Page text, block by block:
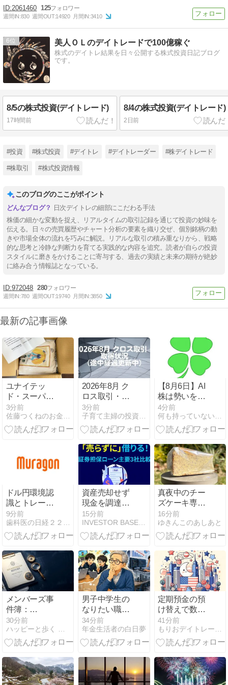
2061460 125
週間IN:830 週間OUT:14920 月間IN:3410
6 美人ＯＬのデイトレードで100億稼ぐ
株式のデイトレ結果を日々公開する株式投資日記ブログ
です。
8/5の株式投資(デイトレード)
17時間前
8/4の株式投資(デイトレード)
2日前
#投資 #株式投資 #デイトレ #デイトレーダー #株デイトレード
#株取引 #株式投資情報
このブログのここがポイント
日次デイトレの細部にこだわる手法
株価の細かな変動を捉え、リアルタイムの取引記録を通じて投資の妙味を
伝える。日々の売買履歴やチャート分析の要素を織り交ぜ、個別銘柄の動
きや市場全体の流れを巧みに解説。リアルな取引の積み重なりから、戦略
的な思考と冷静な判断力を育てる実践的な内容を追究。読者が自らの投資
スタイルに磨きをかけることに寄与する、過去の実績と未来の期待が絶妙
に絡み合う情報誌となっている。
972048 280
週間IN:780 週間OUT:19740 月間IN:3850
最新の記事画像
ユナイテッ
ド・スーパー
マーケット・
ホールディン
グス(3222) 株
3分前
2026年8月 ク
ロス取引・取
得状況（途中
経過更新中）
3分前
【8月6日】AI
株は勢いを維
持できる？日
本株で確認し
たい市場の資
目テーマ
【株・デイト
レ】
4分前
ドル円環境認
識とトレード
方針
9分前
資産売却せず
現金を調達！
有価証券担保
ローン3社徹
底比較と失敗
フォリオ活用
術
15分前
INVESTOR BASE（米国株専門ブログ）
真夜中のチー
ズケーキ専門
店「nenokoku.
(ネノコク)」
のアールグレ
キ食べたよ！
16分前
ゆきんこのあしあと
メンバーズ事
件簿：
「66,300円の
裏で誰が動い
たのか」
30分前
ハッピーと歩く 株と先物・オプションの道
男子中学生の
なりたい職業
1位がプログ
ラマー
34分前
年金生活者の白日夢
定期預金の預
け替えで数百
万円を移すと
税金は？大口
資金移動の注
41分前
もりおデイトレード日記